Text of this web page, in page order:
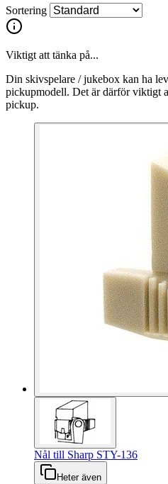
Sortering
Viktigt att tänka på...
Din skivspelare / jukebox kan ha
pickupmodell. Det är därför viktigt
pickup.
Nål till Sharp STY-136
Heter även